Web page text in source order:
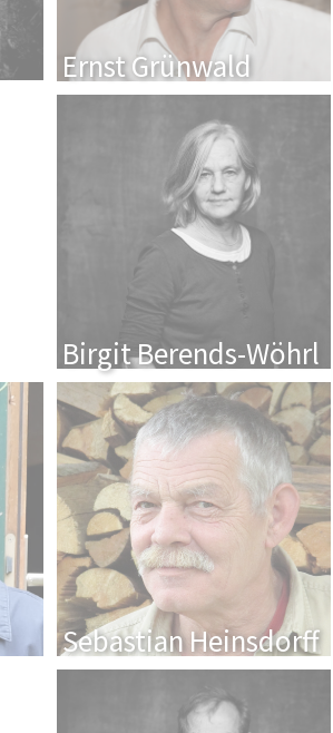
Ernst Grünwald
Birgit Berends-Wöhrl
Sebastian Heinsdorff